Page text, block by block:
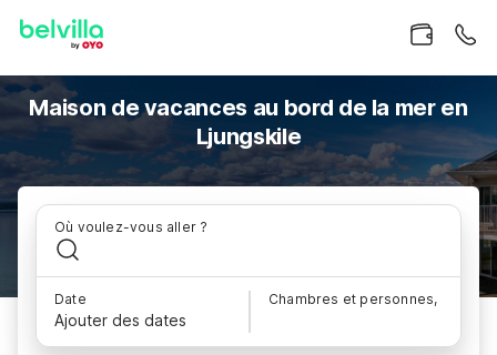
Maison de vacances au bord de la mer en
Ljungskile
Où voulez-vous aller ?
Date
Ajouter des dates
Chambres et personnes,